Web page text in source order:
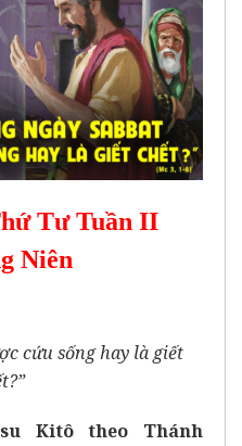
Tư Tuần II
Niên
cứu sống hay là giết
Kitô theo Thánh